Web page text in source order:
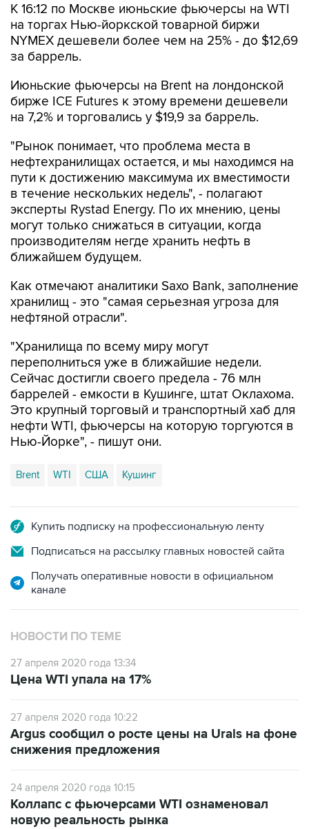
К 16:12 по Москве июньские фьючерсы на WTI
на торгах Нью-йоркской товарной биржи
NYMEX дешевели более чем на 25% - до $12,69
за баррель.
Июньские фьючерсы на Brent на лондонской
бирже ICE Futures к этому времени дешевели
на 7,2% и торговались у $19,9 за баррель.
"Рынок понимает, что проблема места в
нефтехранилищах остается, и мы находимся на
пути к достижению максимума их вместимости
в течение нескольких недель", - полагают
эксперты Rystad Energy. По их мнению, цены
могут только снижаться в ситуации, когда
производителям негде хранить нефть в
ближайшем будущем.
Как отмечают аналитики Saxo Bank, заполнение
хранилищ - это "самая серьезная угроза для
нефтяной отрасли".
"Хранилища по всему миру могут
переполниться уже в ближайшие недели.
Сейчас достигли своего предела - 76 млн
баррелей - емкости в Кушинге, штат Оклахома.
Это крупный торговый и транспортный хаб для
нефти WTI, фьючерсы на которую торгуются в
Нью-Йорке", - пишут они.
Brent WTI США Кушинг
Купить подписку на профессиональную ленту
Подписаться на рассылку главных новостей сайта
Получать оперативные новости в официальном
канале
НОВОСТИ ПО ТЕМЕ
27 апреля 2020 года 13:34
Цена WTI упала на 17%
27 апреля 2020 года 10:22
Argus сообщил о росте цены на Urals на фоне
снижения предложения
24 апреля 2020 года 10:15
Коллапс с фьючерсами WTI ознаменовал
новую реальность рынка